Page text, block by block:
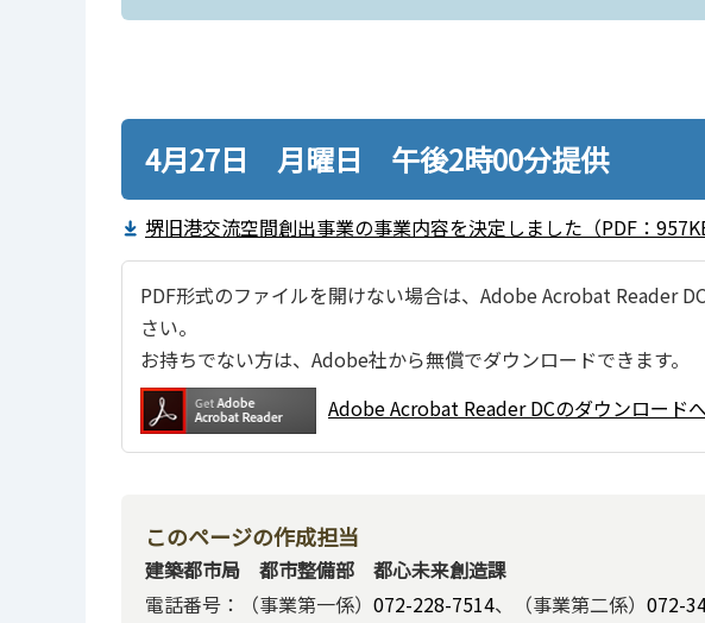
4月27日 月曜日 午後2時00分提供
堺旧港交流空間創出事業の事業内容を決定しました（PDF：
PDF形式のファイルを開けない場合は、Adobe Acrobat Reader
さい。
お持ちでない方は、Adobe社から無償でダウンロードできます。
Adobe Acrobat Reader DCのダウンロードへ
このページの作成担当
建築都市局 都市整備部 都心未来創造課
電話番号：（事業第一係） 072-228-7514、（事業第二係） 072-